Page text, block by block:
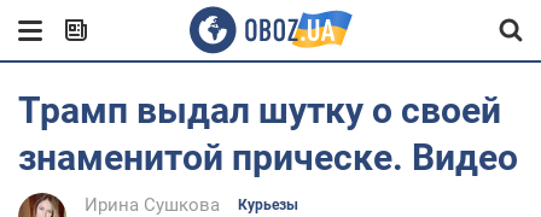
Трамп выдал шутку о своей
знаменитой прическе. Видео
Ирина Сушкова Курьезы